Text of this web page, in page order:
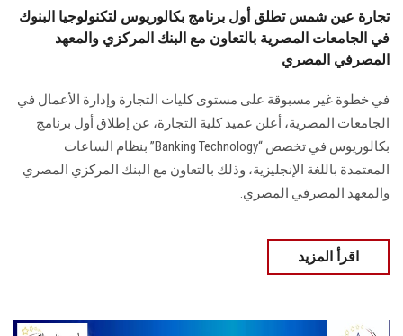
تجارة عين شمس تطلق أول برنامج بكالوريوس لتكنولوجيا البنوك
في الجامعات المصرية بالتعاون مع البنك المركزي والمعهد
المصرفي المصري
في خطوة غير مسبوقة على مستوى كليات التجارة وإدارة الأعمال في
الجامعات المصرية، أعلن عميد كلية التجارة، عن إطلاق أول برنامج
بكالوريوس في تخصص “Banking Technology” بنظام الساعات
المعتمدة باللغة الإنجليزية، وذلك بالتعاون مع البنك المركزي المصري
والمعهد المصرفي المصري.
اقرأ المزيد